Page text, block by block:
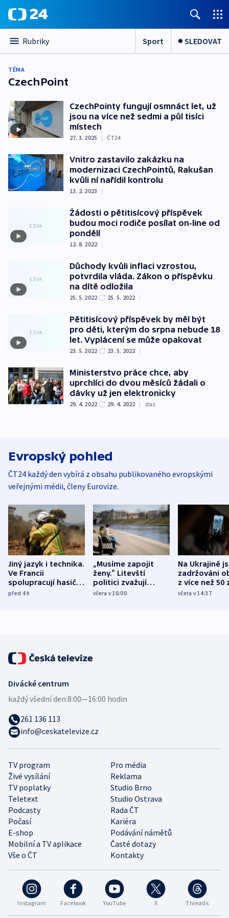
Rubriky Sport SLEDOVAT
TÉMA
CzechPoint
CzechPointy fungují osmnáct let, už
jsou na více než sedmi a půl tisíci
místech
27. 3. 2025 | ČT24
Vnitro zastavilo zakázku na
modernizaci CzechPointů, Rakušan
kvůli ní nařídil kontrolu
13. 2. 2023 |
Žádosti o pětitisícový příspěvek
budou moci rodiče posílat on-line od
pondělí
12. 8. 2022 |
Důchody kvůli inflaci vzrostou,
potvrdila vláda. Zákon o příspěvku
na dítě odložila
25. 5. 2022 25. 5. 2022 |
Pětitisícový příspěvek by měl být
pro děti, kterým do srpna nebude 18
let. Vyplácení se může opakovat
23. 5. 2022 23. 5. 2022 |
Ministerstvo práce chce, aby
uprchlíci do dvou měsíců žádali o
dávky už jen elektronicky
29. 4. 2022 29. 4. 2022 | daz
Evropský pohled
ČT24 každý den vybírá z obsahu publikovaného evropskými
veřejnými médii, členy Eurovize.
Jiný jazyk i technika.
Ve Francii
spolupracují hasiči z
různých zemí
před 4h
„Musíme zapojit
ženy.“ Litevští
politici zvažují
dohodu o
včera v 16:00
Na Ukrajině
zadržováni
z více než 50
Bojovali na
včera v 14:37
Instagram Facebook YouTube X Threads
TV program
Pro média
Živé vysílání
Reklama
TV poplatky
Studio Brno
Teletext
Studio Ostrava
Podcasty
Rada ČT
Počasí
Kariéra
E-shop
Podávání námětů
Mobilní a TV aplikace
Časté dotazy
Vše o ČT
Kontakty
Divácké centrum
každý všední den:8:00—16:00 hodin
261 136 113
info@ceskatelevize.cz